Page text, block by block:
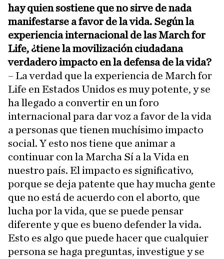
hay quien sostiene que no sirve de nada
manifestarse a favor de la vida. Según la
experiencia internacional de las March for
Life, ¿tiene la movilización ciudadana
verdadero impacto en la defensa de la vida?
– La verdad que la experiencia de March for
Life en Estados Unidos es muy potente, y se
ha llegado a convertir en un foro
internacional para dar voz a favor de la vida
a personas que tienen muchísimo impacto
social. Y esto nos tiene que animar a
continuar con la Marcha Sí a la Vida en
nuestro país. El impacto es significativo,
porque se deja patente que hay mucha gente
que no está de acuerdo con el aborto, que
lucha por la vida, que se puede pensar
diferente y que es bueno defender la vida.
Esto es algo que puede hacer que cualquier
persona se haga preguntas, investigue y se